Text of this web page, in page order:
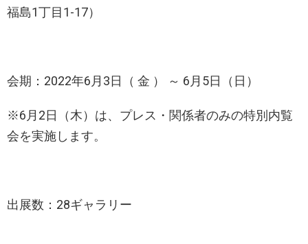
福島1丁目1-17）
会期：2022年6月3日（ 金 ） ～ 6月5日（日）
※6月2日（木）は、プレス・関係者のみの特別内覧
会を実施します。
出展数：28ギャラリー